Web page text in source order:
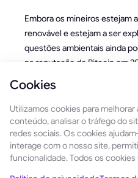
Embora os mineiros estejam
renovável e estejam a ser
questões ambientais ainda
na reputação do Bitcoin em
O Bitcoin Vai Atingir
(ou Mais) até 2026?
Cookies
Utilizamos cookies para
conteúdo, analisar o tráfego do
redes sociais. Os cookies
interage com o nosso site,
funcionalidade. Todos os